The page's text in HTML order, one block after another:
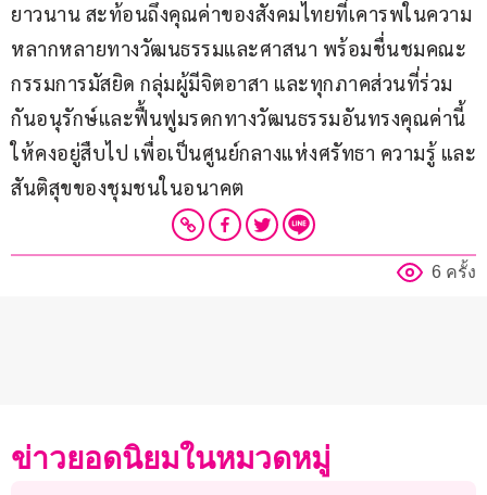
ยาวนาน สะท้อนถึงคุณค่าของสังคมไทยที่เคารพในความ
หลากหลายทางวัฒนธรรมและศาสนา พร้อมชื่นชมคณะ
กรรมการมัสยิด กลุ่มผู้มีจิตอาสา และทุกภาคส่วนที่ร่วม
กันอนุรักษ์และฟื้นฟูมรดกทางวัฒนธรรมอันทรงคุณค่านี้
ให้คงอยู่สืบไป เพื่อเป็นศูนย์กลางแห่งศรัทธา ความรู้ และ
สันติสุขของชุมชนในอนาคต
6 ครั้ง
ข่าวยอดนิยมในหมวดหมู่